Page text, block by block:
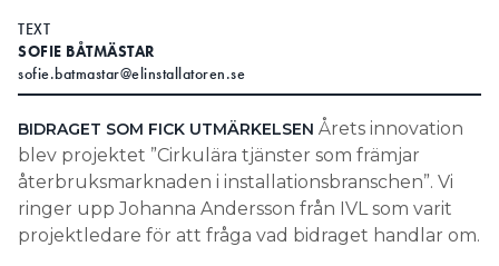
TEXT
SOFIE BÅTMÄSTAR
sofie.batmastar@elinstallatoren.se
BIDRAGET SOM FICK UTMÄRKELSEN Årets innovation
blev projektet ”Cirkulära tjänster som främjar
återbruksmarknaden i installationsbranschen”. Vi
ringer upp Johanna Andersson från IVL som varit
projektledare för att fråga vad bidraget handlar om.